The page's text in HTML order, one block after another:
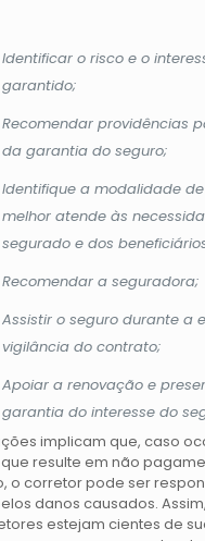
Identificar o risco e o
garantido;
Recomendar providências
da garantia do seguro;
Identifique a modalidade
melhor atende às
segurado e dos
Recomendar a seguradora;
Assistir o seguro durante a
vigilância do contrato;
Apoiar a renovação e
garantia do interesse do
implicam que, caso
resulte em não
o corretor pode ser
danos causados.
estejam cientes de